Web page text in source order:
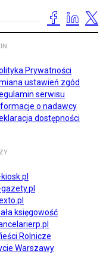
Prywatności
ustawień zgód
serwisu
o nadawcy
dostępności
kiosk.pl
gazety.pl
księgowość
Rolnicze
Warszawy